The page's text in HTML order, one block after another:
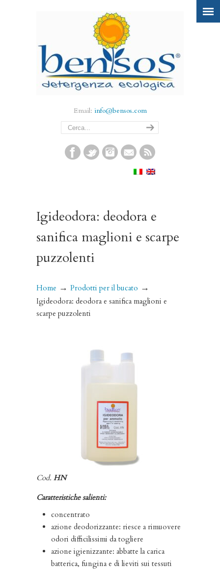
Email: info@bensos.com
Igideodora: deodora e
sanifica maglioni e scarpe
puzzolenti
Home → Prodotti per il bucato →
Igideodora: deodora e sanifica maglioni e
scarpe puzzolenti
Cod. HN
Caratteristiche salienti:
concentrato
azione deodorizzante: riesce a rimuovere
odori difficilissimi da togliere
azione igienizzante: abbatte la carica
batterica, fungina e di lieviti sui tessuti